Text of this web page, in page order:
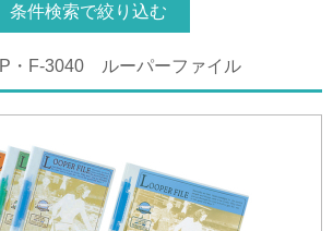
条件検索で絞り込む
・F-3040 ルーパーファイル